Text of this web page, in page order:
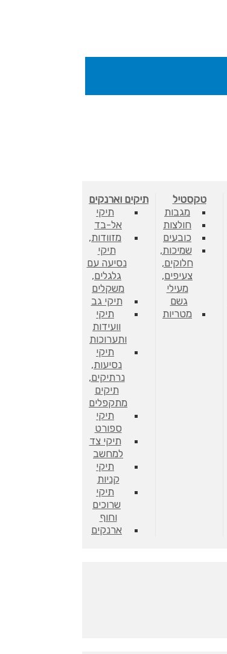
טקסטיל
מגבות
חולצות
כובעים
שמיכות,
חלוקים,
צעיפים,
מעילי
גשם
מטריות
תיקים וארנקים
תיקי
אל-בד
מזוודות,
תיקי
נסיעה עם
גלגלים,
משקלים
תיקי גב
תיקי
וועידות
ותערוכות
תיקי
נסיעות,
נרתיקים,
תיקים
מתקפלים
תיקי
ספורט
תיקי צד
למחשב
תיקי
קניות
תיקי
שרוכים
וחוף
ארנקים